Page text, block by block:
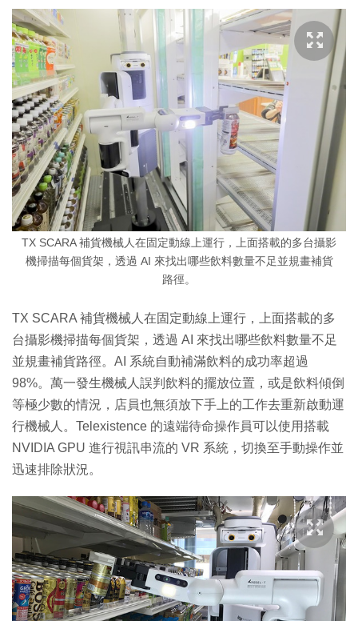
TX SCARA 補貨機械人在固定動線上運行，上面搭載的多台攝影
機掃描每個貨架，透過 AI 來找出哪些飲料數量不足並規畫補貨
路徑。
TX SCARA 補貨機械人在固定動線上運行，上面搭載的多
台攝影機掃描每個貨架，透過 AI 來找出哪些飲料數量不足
並規畫補貨路徑。AI 系統自動補滿飲料的成功率超過
98%。萬一發生機械人誤判飲料的擺放位置，或是飲料傾倒
等極少數的情況，店員也無須放下手上的工作去重新啟動運
行機械人。Telexistence 的遠端待命操作員可以使用搭載
NVIDIA GPU 進行視訊串流的 VR 系統，切換至手動操作並
迅速排除狀況。